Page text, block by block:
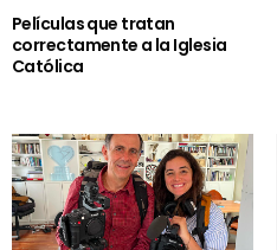
Películas que tratan
correctamente a la Iglesia
Católica